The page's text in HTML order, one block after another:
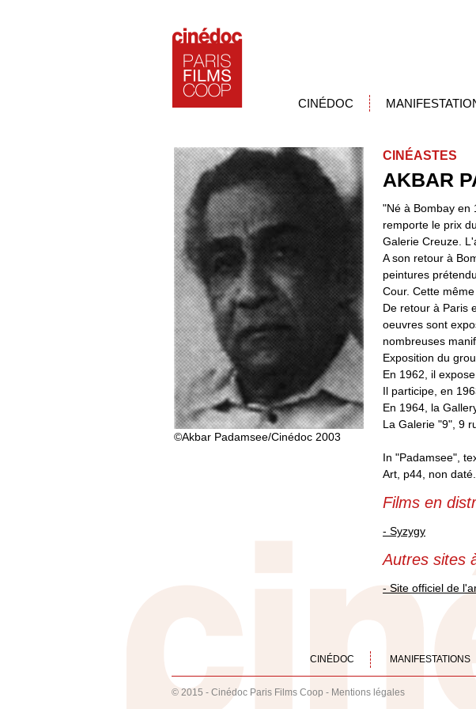
CINÉDOC
©Akbar Padamsee/Cinédoc 2003
CINÉASTES
AKBAR
"Né à Bombay en
remporte le prix
Galerie Creuze.
A son retour à
peintures
Cour. Cette
De retour à Paris
oeuvres sont
nombreuses
Exposition du
En 1962, il
Il participe, en
En 1964, la
La Galerie "9", 9
In "Padamsee",
Art, p44, non daté.
Films en
- Syzygy
Autres sites
- Site officiel de
CINÉDOC MANIFESTATIONS
© 2015 - Cinédoc Paris Films Coop - Mentions légales